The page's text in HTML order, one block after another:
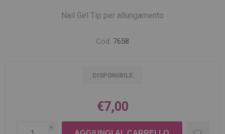
Nail Gel Tip per allungamento
Cod: 7658
DISPONIBILE
€7,00
i